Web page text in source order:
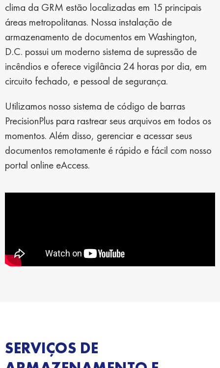
clima da GRM estão localizadas em 15 principais
áreas metropolitanas. Nossa instalação de
armazenamento de documentos em Washington,
D.C. possui um moderno sistema de supressão de
incêndios e oferece vigilância 24 horas por dia, em
circuito fechado, e pessoal de segurança.
Utilizamos nosso sistema de código de barras
PrecisionPlus para rastrear seus arquivos em todos os
momentos. Além disso, gerenciar e acessar seus
documentos remotamente é rápido e fácil com nosso
portal online eAccess.
SERVIÇOS DE